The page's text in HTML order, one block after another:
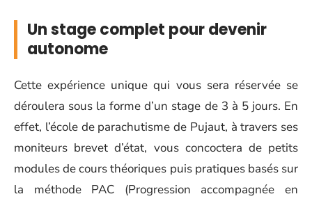
Un stage complet pour devenir
autonome
Cette expérience unique qui vous sera réservée se
déroulera sous la forme d’un stage de 3 à 5 jours. En
effet, l’école de parachutisme de Pujaut, à travers ses
moniteurs brevet d’état, vous concoctera de petits
modules de cours théoriques puis pratiques basés sur
la méthode PAC (Progression accompagnée en